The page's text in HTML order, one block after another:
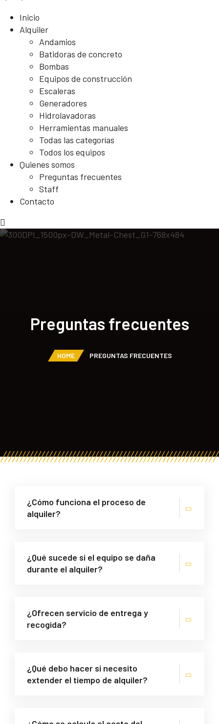
Inicio
Alquiler
Andamios
Batidoras de concreto
Bombas
Equipos de construcción
Escaleras
Generadores
Hidrolavadoras
Herramientas manuales
Todas las categorías
Todos los equipos
Quienes somos
Preguntas frecuentes
Staff
Contacto
Preguntas frecuentes
HOME PREGUNTAS FRECUENTES
¿Cómo funciona el proceso de
alquiler?
¿Qué sucede si el equipo se daña
durante el alquiler?
¿Ofrecen servicio de entrega y
recogida?
¿Qué debo hacer si necesito
extender el tiempo de alquiler?